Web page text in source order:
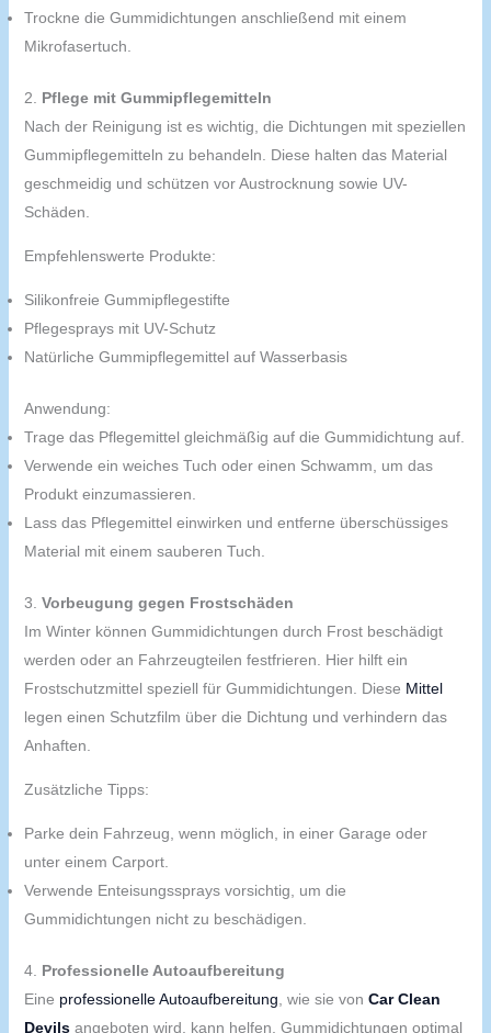
Trockne die Gummidichtungen anschließend mit einem
Mikrofasertuch.
2. Pflege mit Gummipflegemitteln
Nach der Reinigung ist es wichtig, die Dichtungen mit speziellen
Gummipflegemitteln zu behandeln. Diese halten das Material
geschmeidig und schützen vor Austrocknung sowie UV-
Schäden.
Empfehlenswerte Produkte:
Silikonfreie Gummipflegestifte
Pflegesprays mit UV-Schutz
Natürliche Gummipflegemittel auf Wasserbasis
Anwendung:
Trage das Pflegemittel gleichmäßig auf die Gummidichtung auf.
Verwende ein weiches Tuch oder einen Schwamm, um das
Produkt einzumassieren.
Lass das Pflegemittel einwirken und entferne überschüssiges
Material mit einem sauberen Tuch.
3. Vorbeugung gegen Frostschäden
Im Winter können Gummidichtungen durch Frost beschädigt
werden oder an Fahrzeugteilen festfrieren. Hier hilft ein
Frostschutzmittel speziell für Gummidichtungen. Diese Mittel
legen einen Schutzfilm über die Dichtung und verhindern das
Anhaften.
Zusätzliche Tipps:
Parke dein Fahrzeug, wenn möglich, in einer Garage oder
unter einem Carport.
Verwende Enteisungssprays vorsichtig, um die
Gummidichtungen nicht zu beschädigen.
4. Professionelle Autoaufbereitung
Eine professionelle Autoaufbereitung , wie sie von Car Clean
Devilsangeboten wird, kann helfen, Gummidichtungen optimal